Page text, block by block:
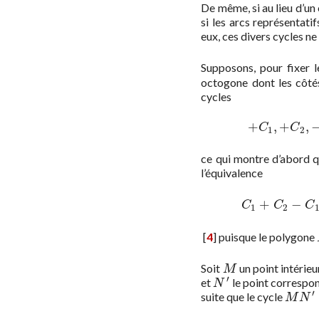
De même, si au lieu
si les arcs
eux, ces divers cycles
Supposons, pour fixer
octogone dont les
cycles
+C1, +C2,
+C1,+ C
ce qui montre d’abord
l’équivalence
C1 + C2 − C1
(26)C 1+
[4]puisque le polygone
Soit M
M un point
et N ′
N′
le point
suite que le cycleMN′
MN′+